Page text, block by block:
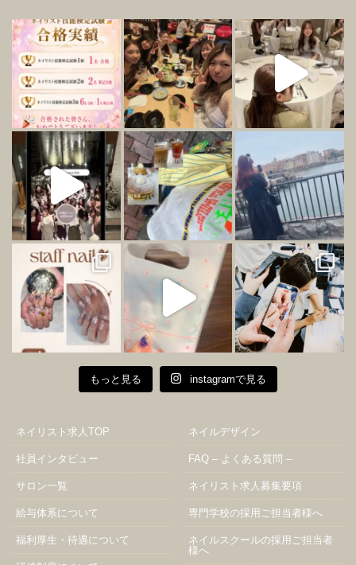
もっと見る instagramで見る
ネイリスト求人TOP
社員インタビュー
サロン一覧
給与体系について
福利厚生・待遇について
ネイルデザイン
FAQ – よくある質問 –
ネイリスト求人募集要項
専門学校の採用ご担当者様へ
ネイルスクールの採用ご担当者
様へ